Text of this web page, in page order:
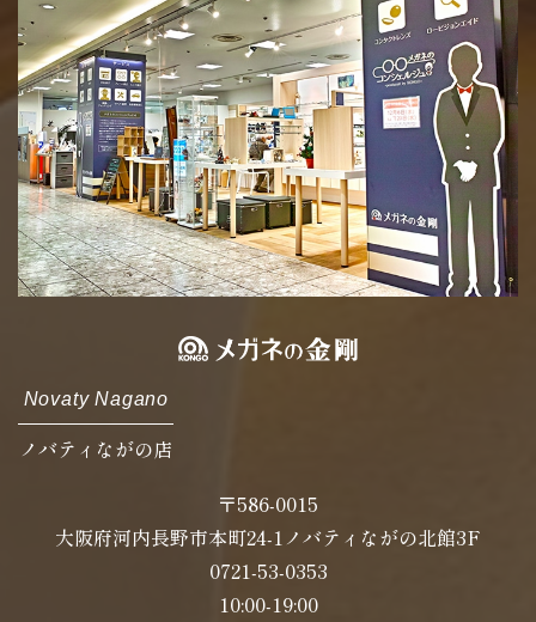
Novaty Nagano
ノバティながの店
〒586-0015
大阪府河内長野市本町24-1ノバティながの北館3F
0721-53-0353
10:00-19:00